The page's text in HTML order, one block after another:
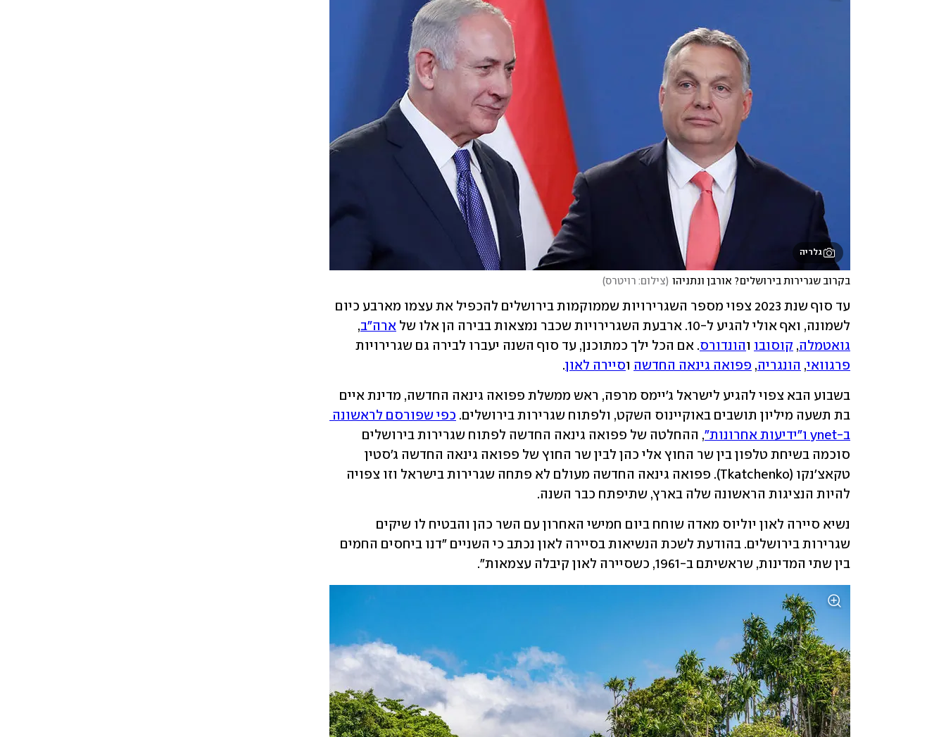
גלריה
בקרוב שגרירות בירושלים? אורבן ונתניהו (צילום: רויטרס)
לשמונה, ואף אולי להגיע ל-10. ארבעת השגרירויות שכבר נמצאות בבירה הן אלו של
ארה"ב,
גואטמלה, קוסובו והונדורס. אם הכל ילך כמתוכנן, עד סוף השנה יעברו לבירה גם שגרירויות
פרגוואי, הונגריה, פפואה גינאה החדשה וסיירה לאון.
בת תשעה מיליון תושבים באוקיינוס השקט, ולפתוח שגרירות בירושלים.
ב-ynet ו"ידיעות אחרונות"
להיות הנציגות הראשונה שלה בארץ, שתיפתח כבר השנה.
בין שתי המדינות, שראשיתם ב-1961, כשסיירה לאון קיבלה עצמאות".